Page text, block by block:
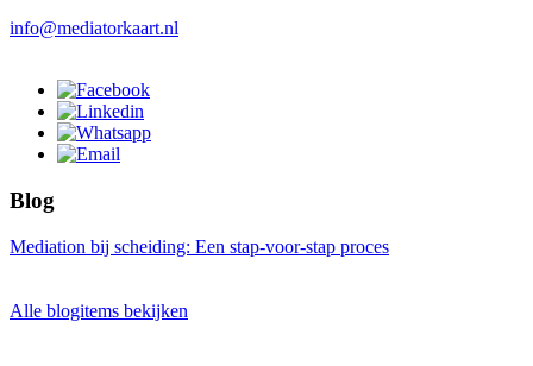
info@mediatorkaart.nl
Blog
Mediation bij scheiding: Een stap-voor-stap proces
Alle blogitems bekijken